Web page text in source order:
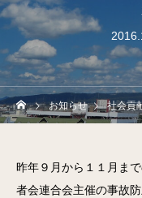
お知らせ 社会貢
昨年９月から１１月ま
者会連合会主催の事故